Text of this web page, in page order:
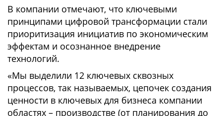
В компании отмечают, что ключевыми
принципами цифровой трансформации стали
приоритизация инициатив по экономическим
эффектам и осознанное внедрение
технологий.
«Мы выделили 12 ключевых сквозных
процессов, так называемых, цепочек создания
ценности в ключевых для бизнеса компании
областях – производстве (от планирования до